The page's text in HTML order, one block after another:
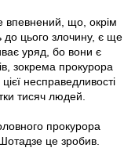
впевнений, що, окрім
до цього злочину, є ще
уряд, бо вони є
зокрема прокурора
несправедливості
тисяч людей.
прокурора
Шотадзе це зробив.